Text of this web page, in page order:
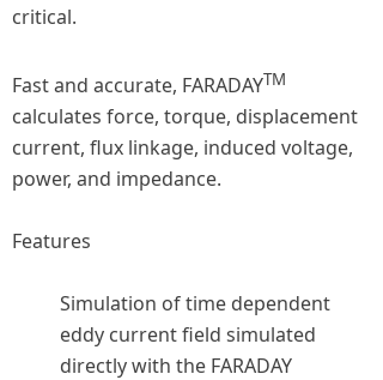
critical.
Fast and accurate, FARADAYTM
calculates force, torque, displacement
current, flux linkage, induced voltage,
power, and impedance.
Features
Simulation of time dependent
eddy current field simulated
directly with the FARADAY